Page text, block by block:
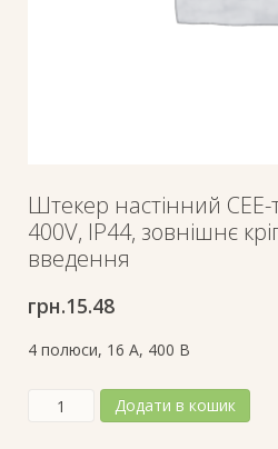
Штекер настінний СЕЕ-
400V, IP44, зовнішнє
введення
грн.15.48
4 полюси, 16 A, 400 В
Штекер
Додати в кошик